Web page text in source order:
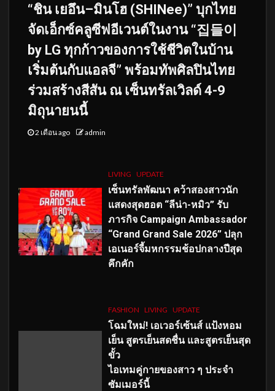
“ชิน เยอึน–มินโฮ (SHINee)” บุกไทย
จัดเอ็กซ์คลูซีฟอีเวนต์ในงาน “집들이
by LG ทุกก้าวของการใช้ชีวิตในบ้าน
เริ่มต้นกับแอลจี” พร้อมทัพศิลปินไทย
ร่วมสร้างสีสัน ณ เซ็นทรัลเวิลด์ 4-9
มิถุนายนนี้
2 เดือน ago admin
LIVING UPDATE
เซ็นทรัลพัฒนา คว้าสองสาวนัก
แสดงสุดฮอต “ลีน่า-หมิว” รับ
ภารกิจ Campaign Ambassador
“Grand Grand Sale 2026” ปลุก
เอเนอร์จี้มหกรรมช้อปกลางปีสุด
คึกคัก
FASHION LIVING UPDATE
โฉมใหม่! เอเวอร์เซ้นส์ แป้งหอม
เย็น สูตรเย็นสดชื่น และสูตรเย็นสุด
ขั้ว
ไอเทมคู่กายของสาว ๆ ประจำ
ซัมเมอร์นี้